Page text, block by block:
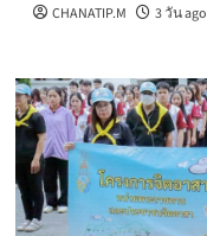
CHANATIP.M 3 วัน ago